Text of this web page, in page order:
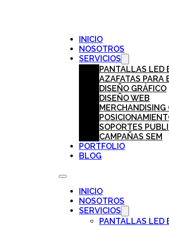
INICIO
NOSOTROS
SERVICIOS
PANTALLAS LED
AZAFATAS PARA
DISEÑO GRÁFICO
DISEÑO WEB
SOPORTES
CAMPAÑAS SEM
PORTFOLIO
BLOG
INICIO
NOSOTROS
SERVICIOS
PANTALLAS LED